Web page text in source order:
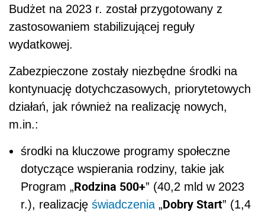
Budżet na 2023 r. został przygotowany z
zastosowaniem stabilizującej reguły
wydatkowej.
Zabezpieczone zostały niezbędne środki na
kontynuację dotychczasowych, priorytetowych
działań, jak również na realizację nowych,
m.in.:
środki na kluczowe programy społeczne
dotyczące wspierania rodziny, takie jak
Program „Rodzina 500+” (40,2 mld w 2023
r.), realizację świadczenia „Dobry Start” (1,4